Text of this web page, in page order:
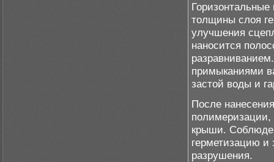
толщины слоя
улучшения
наносится
примыканиями
застой воды и
После
полимеризации,
крыши.
герметизацию и
разрушения.